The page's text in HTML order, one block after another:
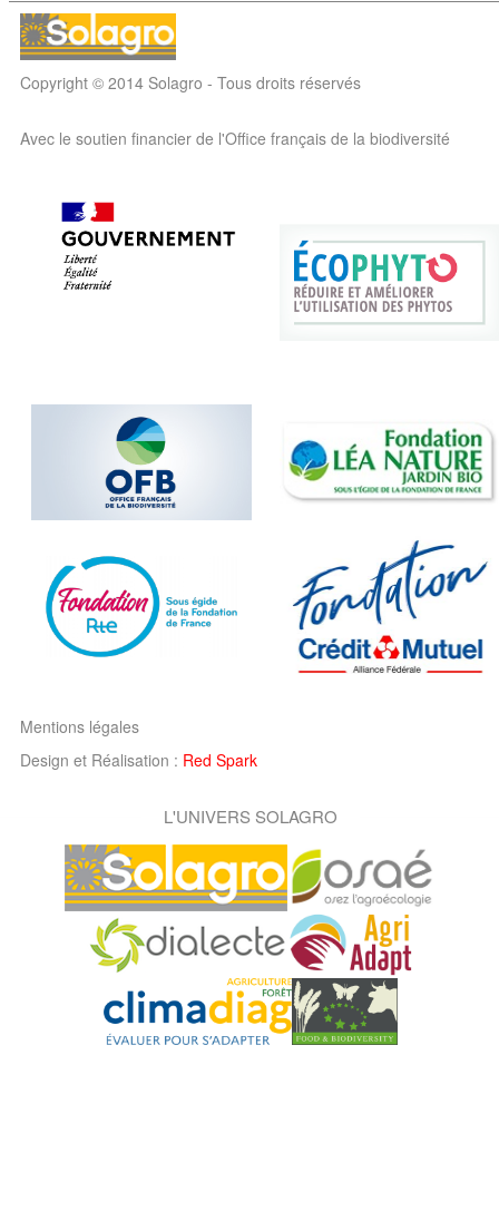
Copyright © 2014 Solagro - Tous droits réservés
Avec le soutien financier de l'Office français de la biodiversité
Mentions légales
Design et Réalisation : Red Spark
L'UNIVERS SOLAGRO